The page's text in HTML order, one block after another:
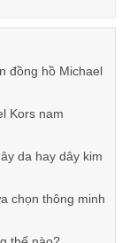
đồng hồ Michael
Kors nam
da hay dây kim
chọn thông minh